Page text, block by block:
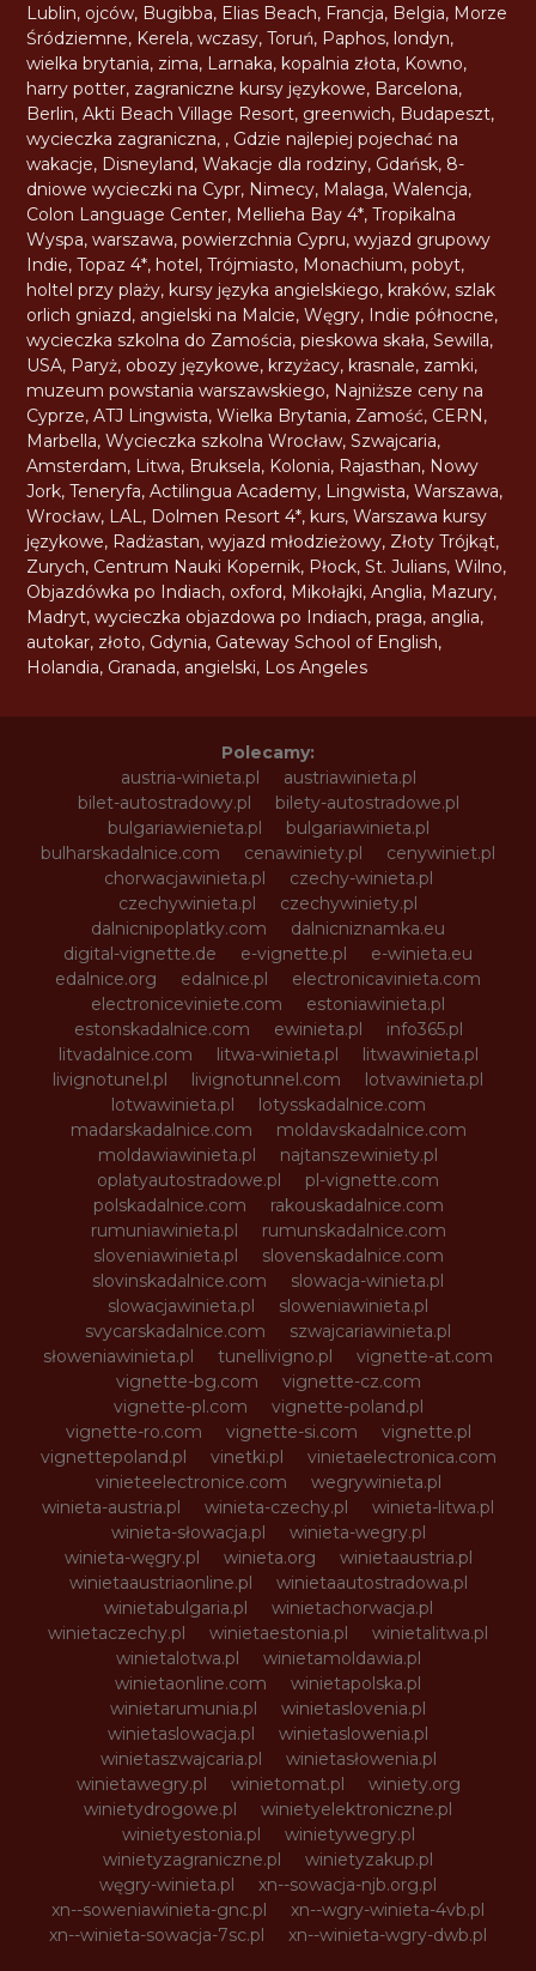
Lublin, ojców, Bugibba, Elias Beach, Francja, Belgia, Morze
Śródziemne, Kerela,wczasy,Toruń, Paphos, londyn,
wielka brytania, zima, Larnaka, kopalnia złota, Kowno,
harry potter, zagraniczne kursy językowe, Barcelona,
Berlin,Akti Beach Village Resort, greenwich, Budapeszt,
wycieczka zagraniczna, , Gdzie najlepiej pojechać na
wakacje, Disneyland,Wakacje dla rodziny, Gdańsk, 8-
dniowe wycieczki na Cypr, Nimecy, Malaga,Walencja,
Colon Language Center, Mellieha Bay 4*,Tropikalna
Wyspa,warszawa,powierzchnia Cypru,wyjazd grupowy
Indie,Topaz 4*, hotel,Trójmiasto, Monachium,pobyt,
holtel przy plaży, kursy języka angielskiego, kraków,szlak
orlich gniazd, angielski na Malcie,Węgry, Indie północne,
wycieczka szkolna do Zamościa,pieskowa skała,Sewilla,
USA, Paryż, obozy językowe, krzyżacy, krasnale, zamki,
muzeum powstania warszawskiego, Najniższe ceny na
Cyprze,ATJ Lingwista,Wielka Brytania, Zamość, CERN,
Marbella,Wycieczka szkolna Wrocław,Szwajcaria,
Amsterdam, Litwa, Bruksela, Kolonia, Rajasthan, Nowy
Jork,Teneryfa,Actilingua Academy, Lingwista,Warszawa,
Wrocław, LAL, Dolmen Resort 4*, kurs,Warszawa kursy
językowe, Radżastan,wyjazd młodzieżowy, Złoty Trójkąt,
Zurych, Centrum Nauki Kopernik, Płock,St. Julians,Wilno,
Objazdówka po Indiach, oxford, Mikołajki,Anglia, Mazury,
Madryt,wycieczka objazdowa po Indiach,praga, anglia,
autokar, złoto, Gdynia, Gateway School of English,
Holandia, Granada, angielski, Los Angeles
Polecamy:
austria-winieta.pl
austriawinieta.pl
bilet-autostradowy.pl
bilety-autostradowe.pl
bulgariawienieta.pl
bulgariawinieta.pl
bulharskadalnice.com
cenawiniety.pl
cenywiniet.pl
chorwacjawinieta.pl
czechy-winieta.pl
czechywinieta.pl
czechywiniety.pl
dalnicnipoplatky.com
dalnicniznamka.eu
digital-vignette.de
e-vignette.pl
e-winieta.eu
edalnice.org
edalnice.pl
electronicavinieta.com
electroniceviniete.com
estoniawinieta.pl
estonskadalnice.com
ewinieta.pl
info365.pl
litvadalnice.com
litwa-winieta.pl
litwawinieta.pl
livignotunel.pl
livignotunnel.com
lotvawinieta.pl
lotwawinieta.pl
lotysskadalnice.com
madarskadalnice.com
moldavskadalnice.com
moldawiawinieta.pl
najtanszewiniety.pl
oplatyautostradowe.pl
pl-vignette.com
polskadalnice.com
rakouskadalnice.com
rumuniawinieta.pl
rumunskadalnice.com
sloveniawinieta.pl
slovenskadalnice.com
slovinskadalnice.com
slowacja-winieta.pl
slowacjawinieta.pl
sloweniawinieta.pl
svycarskadalnice.com
szwajcariawinieta.pl
słoweniawinieta.pl
tunellivigno.pl
vignette-at.com
vignette-bg.com
vignette-cz.com
vignette-pl.com
vignette-poland.pl
vignette-ro.com
vignette-si.com
vignette.pl
vignettepoland.pl
vinetki.pl
vinietaelectronica.com
vinieteelectronice.com
wegrywinieta.pl
winieta-austria.pl
winieta-czechy.pl
winieta-litwa.pl
winieta-słowacja.pl
winieta-wegry.pl
winieta-węgry.pl
winieta.org
winietaaustria.pl
winietaaustriaonline.pl
winietaautostradowa.pl
winietabulgaria.pl
winietachorwacja.pl
winietaczechy.pl
winietaestonia.pl
winietalitwa.pl
winietalotwa.pl
winietamoldawia.pl
winietaonline.com
winietapolska.pl
winietarumunia.pl
winietaslovenia.pl
winietaslowacja.pl
winietaslowenia.pl
winietaszwajcaria.pl
winietasłowenia.pl
winietawegry.pl
winietomat.pl
winiety.org
winietydrogowe.pl
winietyelektroniczne.pl
winietyestonia.pl
winietywegry.pl
winietyzagraniczne.pl
winietyzakup.pl
węgry-winieta.pl
xn--sowacja-njb.org.pl
xn--soweniawinieta-gnc.pl
xn--wgry-winieta-4vb.pl
xn--winieta-sowacja-7sc.pl
xn--winieta-wgry-dwb.pl